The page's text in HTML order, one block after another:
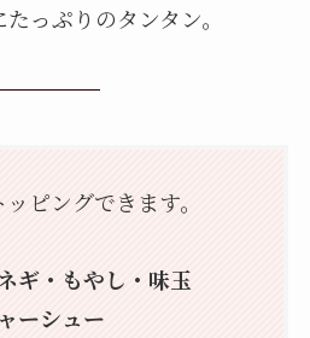
っぷりのタンタン。
ピングできます。
ギ・もやし・味玉
ーシュー